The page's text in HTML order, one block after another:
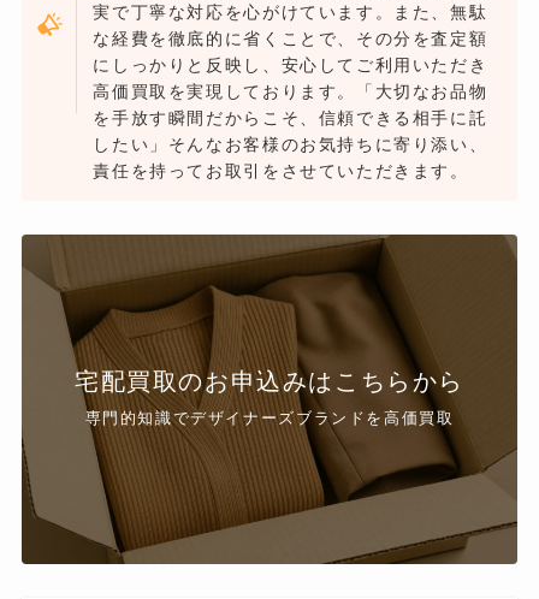
実で丁寧な対応を心がけています。また、無駄
な経費を徹底的に省くことで、その分を査定額
にしっかりと反映し、安心してご利用いただき
高価買取を実現しております。「大切なお品物
を手放す瞬間だからこそ、信頼できる相手に託
したい」そんなお客様のお気持ちに寄り添い、
責任を持ってお取引をさせていただきます。
宅配買取のお申込みはこちらから
専門的知識でデザイナーズブランドを高価買取